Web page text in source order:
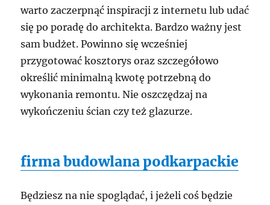
warto zaczerpnąć inspiracji z internetu lub udać
się po poradę do architekta. Bardzo ważny jest
sam budżet. Powinno się wcześniej
przygotować kosztorys oraz szczegółowo
określić minimalną kwotę potrzebną do
wykonania remontu. Nie oszczędzaj na
wykończeniu ścian czy też glazurze.
firma budowlana podkarpackie
Będziesz na nie spoglądać, i jeżeli coś będzie